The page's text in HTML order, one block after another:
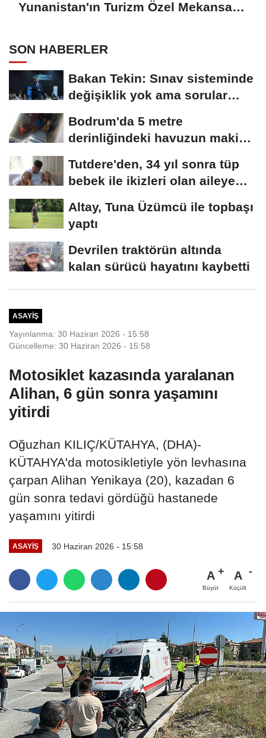
Yunanistan'ın Turizm Özel Mekansal
SON HABERLER
Bakan Tekin: Sınav sisteminde
değişiklik yok ama sorular
Bodrum'da 5 metre
derinliğindeki havuzun makine
Tutdere'den, 34 yıl sonra tüp
bebek ile ikizleri olan aileye
Altay, Tuna Üzümcü ile topbaşı
yaptı
Devrilen traktörün altında
kalan sürücü hayatını kaybetti
ASAYIŞ
Yayınlanma: 30 Haziran 2026 - 15:58
Güncelleme: 30 Haziran 2026 - 15:58
Motosiklet kazasında yaralanan
Alihan, 6 gün sonra yaşamını
yitirdi
Oğuzhan KILIÇ/KÜTAHYA, (DHA)-
KÜTAHYA'da motosikletiyle yön levhasına
çarpan Alihan Yenikaya (20), kazadan 6
gün sonra tedavi gördüğü hastanede
yaşamını yitirdi
ASAYIŞ 30 Haziran 2026 - 15:58
A
Büyüt
A
Küçült